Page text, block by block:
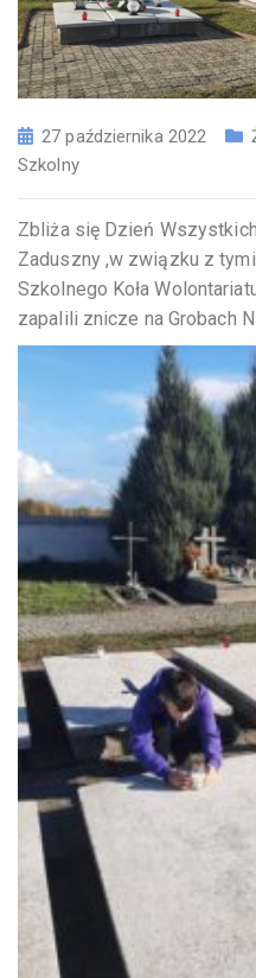
27 października 2022
Szkolny
Zbliża się Dzień
Zaduszny ,w związku z
Szkolnego Koła
zapalili znicze na Grobach